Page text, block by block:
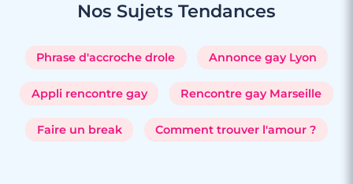
Nos Sujets Tendances
Phrase d'accroche drole Annonce gay Lyon
Appli rencontre gay Rencontre gay Marseille
Faire un break Comment trouver l'amour ?